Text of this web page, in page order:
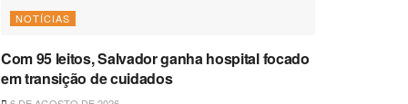
NOTÍCIAS
Com 95 leitos, Salvador ganha hospital focado
em transição de cuidados